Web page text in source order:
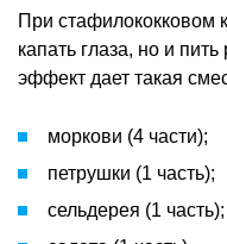
При стафилококковом
капать глаза, но и
эффект дает такая
моркови (4 части);
петрушки (1 часть);
сельдерея (1 часть);